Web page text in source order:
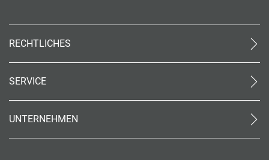
RECHTLICHES
Datenschutz
Impressum
Barrierefreiheit
SERVICE
World of Benefits
UNTERNEHMEN